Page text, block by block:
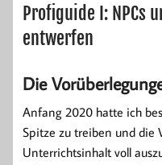
Profiguide I: NPCs
entwerfen
Die
Anfang 2020 hatte ich
Spitze zu treiben und die
Unterrichtsinhalt voll